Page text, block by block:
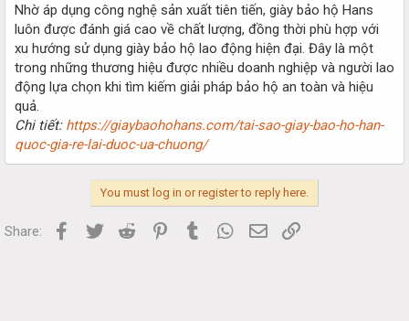
Nhờ áp dụng công nghệ sản xuất tiên tiến, giày bảo hộ Hans
luôn được đánh giá cao về chất lượng, đồng thời phù hợp với
xu hướng sử dụng giày bảo hộ lao động hiện đại. Đây là một
trong những thương hiệu được nhiều doanh nghiệp và người lao
động lựa chọn khi tìm kiếm giải pháp bảo hộ an toàn và hiệu
quả.
Chi tiết: https://giaybaohohans.com/tai-sao-giay-bao-ho-han-
quoc-gia-re-lai-duoc-ua-chuong/
You must log in or register to reply here.
Share: Facebook
Twitter Reddit PinterestTumblr WhatsApp
Email